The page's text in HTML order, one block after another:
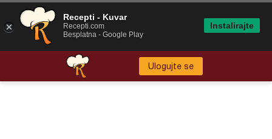
Ulogujte se
Recepti - Kuvar
Recepti.com
Besplatna - Google Play
Instalirajte